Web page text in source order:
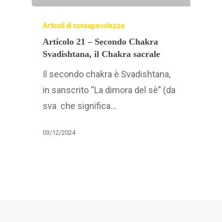
Articoli di consapevolezza
Articolo 21 – Secondo Chakra
Svadishtana, il Chakra sacrale
Il secondo chakra è Svadishtana,
in sanscrito “La dimora del sè” (da
sva che significa…
03/12/2024